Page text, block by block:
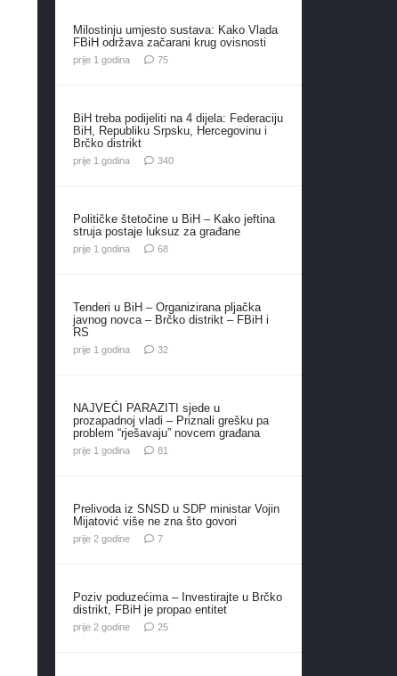
Milostinju umjesto sustava: Kako Vlada
FBiH održava začarani krug ovisnosti
prije 1 godina 75komentara
BiH treba podijeliti na 4 dijela: Federaciju
BiH, Republiku Srpsku, Hercegovinu i
Brčko distrikt
prije 1 godina 340komentara
Političke štetočine u BiH – Kako jeftina
struja postaje luksuz za građane
prije 1 godina 68komentara
Tenderi u BiH – Organizirana pljačka
javnog novca – Brčko distrikt – FBiH i
RS
prije 1 godina 32komentara
NAJVEĆI PARAZITI sjede u
prozapadnoj vladi – Priznali grešku pa
problem “rješavaju” novcem građana
prije 1 godina 81
Prelivoda iz SNSD u SDP ministar Vojin
Mijatović više ne zna što govori
prije 2 godine 7komentara
Poziv poduzećima – Investirajte u Brčko
distrikt, FBiH je propao entitet
prije 2 godine 25komentara